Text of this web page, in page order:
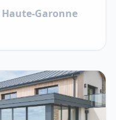
Haute-Garonne